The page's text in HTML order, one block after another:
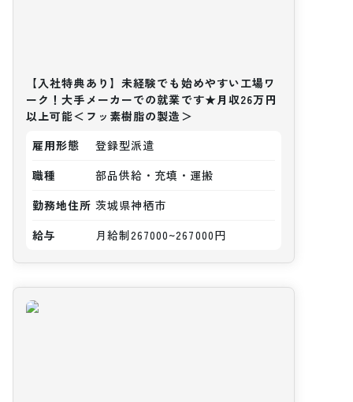
【入社特典あり】未経験でも始めやすい工場ワ
ーク！大手メーカーでの就業です★月収26万円
以上可能＜フッ素樹脂の製造＞
雇用形態
登録型派遣
職種
部品供給・充填・運搬
勤務地住所 茨城県神栖市
給与
月給制267000~267000円